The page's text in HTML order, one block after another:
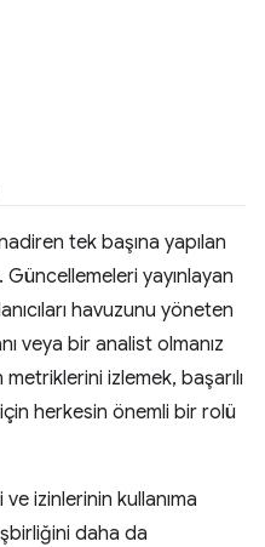
tek başına yapılan
yayınlayan
havuzunu yöneten
veya bir analist olmanız
izlemek, başarılı
herkesin önemli bir rolü
izinlerinin kullanıma
daha da